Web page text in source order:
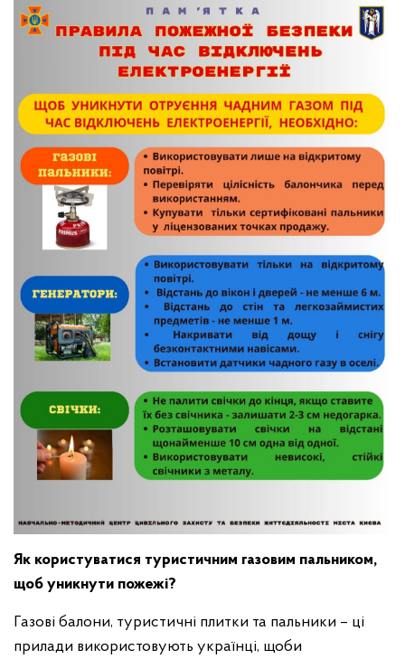
Як користуватися туристичним газовим пальником,
щоб уникнути пожежі?
Газові балони, туристичні плитки та пальники – ці
прилади використовують українці, щоби